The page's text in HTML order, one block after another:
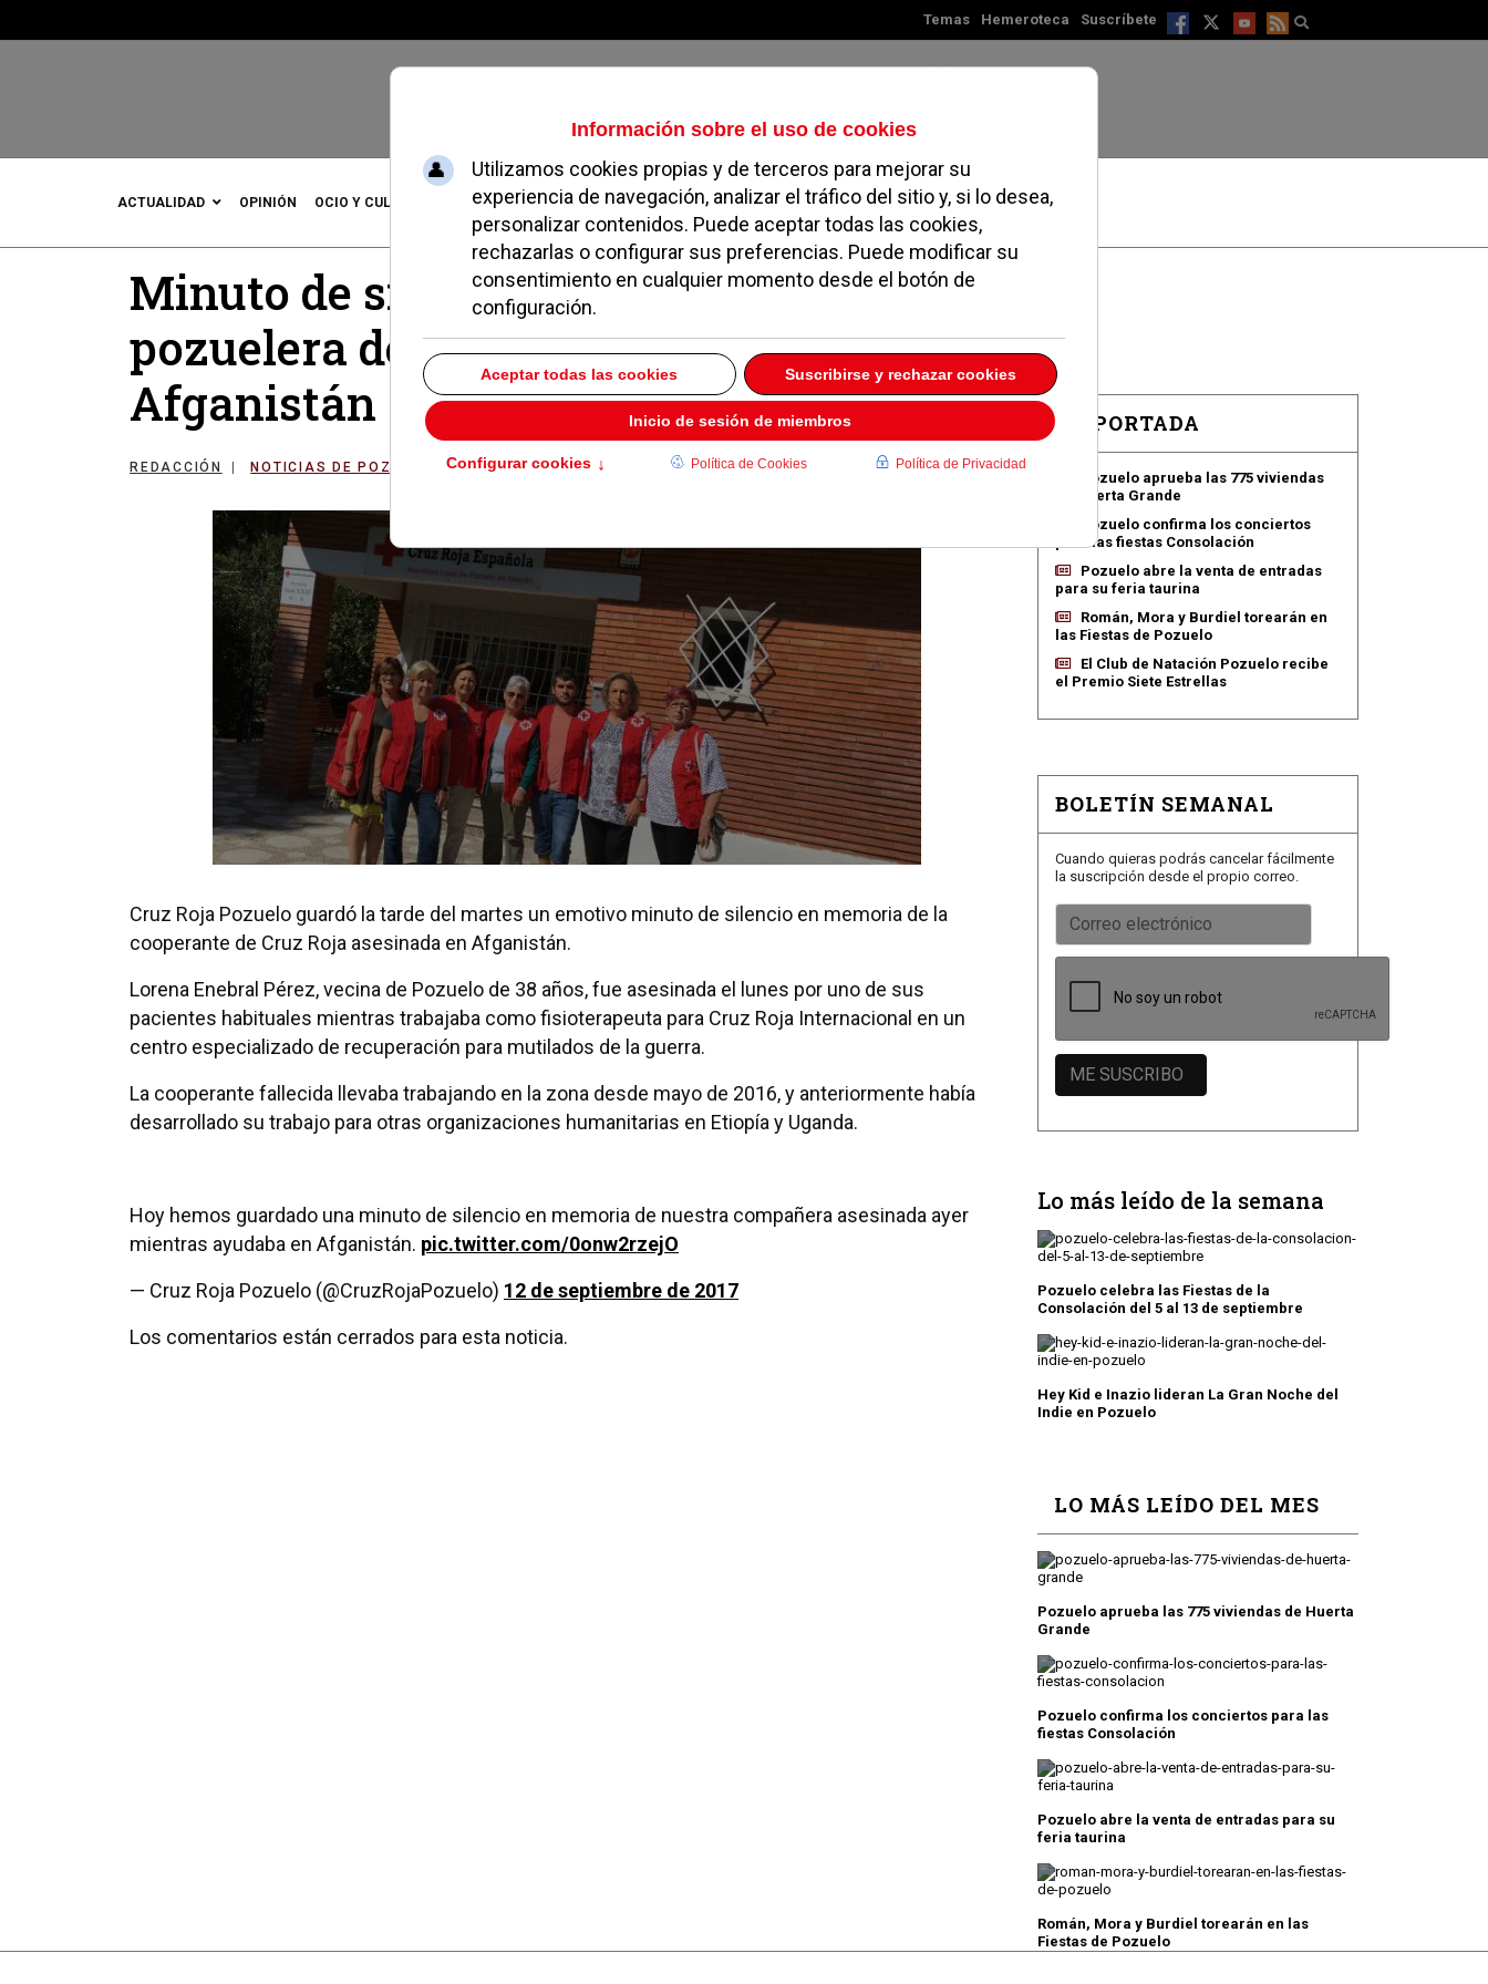
Temas Hemeroteca Suscríbete
Viernes, 07 de agosto de 2026
ACTUALIDAD OPINIÓN OCIO Y CULTURA DEPORTES MADRID NOROESTE SOCIEDAD MAGAZINE SERVICIOS
Minuto de silencio por la cooperante
pozuelera de Cruz Roja asesinada en
Afganistán
REDACCIÓN NOTICIAS DE POZUELO 13 SEPTIEMBRE 2017
Cruz Roja Pozuelo guardó la tarde del martes un emotivo minuto de silencio en memoria de la
cooperante de Cruz Roja asesinada en Afganistán.
Lorena Enebral Pérez, vecina de Pozuelo de 38 años, fue asesinada el lunes por uno de sus
pacientes habituales mientras trabajaba como fisioterapeuta para Cruz Roja Internacional en un
centro especializado de recuperación para mutilados de la guerra.
La cooperante fallecida llevaba trabajando en la zona desde mayo de 2016, y anteriormente había
desarrollado su trabajo para otras organizaciones humanitarias en Etiopía y Uganda.
Hoy hemos guardado una minuto de silencio en memoria de nuestra compañera asesinada ayer
mientras ayudaba en Afganistán. pic.twitter.com/0onw2rzejO
— Cruz Roja Pozuelo (@CruzRojaPozuelo) 12 de septiembre de 2017
Los comentarios están cerrados para esta noticia.
EN PORTADA
Pozuelo aprueba las 775 viviendas
de Huerta Grande
Pozuelo confirma los conciertos
para las fiestas Consolación
Pozuelo abre la venta de entradas
para su feria taurina
Román, Mora y Burdiel torearán en
las Fiestas de Pozuelo
El Club de Natación Pozuelo recibe
el Premio Siete Estrellas
BOLETÍN SEMANAL
Cuando quieras podrás cancelar fácilmente
la suscripción desde el propio correo.
Lo más leído de la semana
Pozuelo celebra las Fiestas de la
Consolación del 5 al 13 de septiembre
Hey Kid e Inazio lideran La Gran Noche del
Indie en Pozuelo
LO MÁS LEÍDO DEL MES
Pozuelo aprueba las 775 viviendas de Huerta
Grande
Pozuelo confirma los conciertos para las
fiestas Consolación
Pozuelo abre la venta de entradas para su
feria taurina
Román, Mora y Burdiel torearán en las
Fiestas de Pozuelo